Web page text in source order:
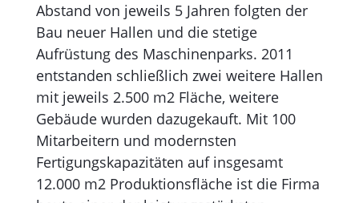
Abstand von jeweils 5 Jahren folgten der
Bau neuer Hallen und die stetige
Aufrüstung des Maschinenparks. 2011
entstanden schließlich zwei weitere Hallen
mit jeweils 2.500 m2 Fläche, weitere
Gebäude wurden dazugekauft. Mit 100
Mitarbeitern und mo­dernsten
Fertigungskapazitäten auf insgesamt
12.000 m2 Produk­tionsfläche ist die Firma